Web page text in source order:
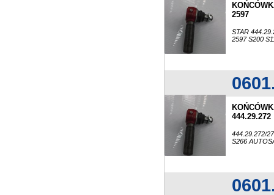
2597
STAR
2597 S200
444.29.272
444.29.272/
S266